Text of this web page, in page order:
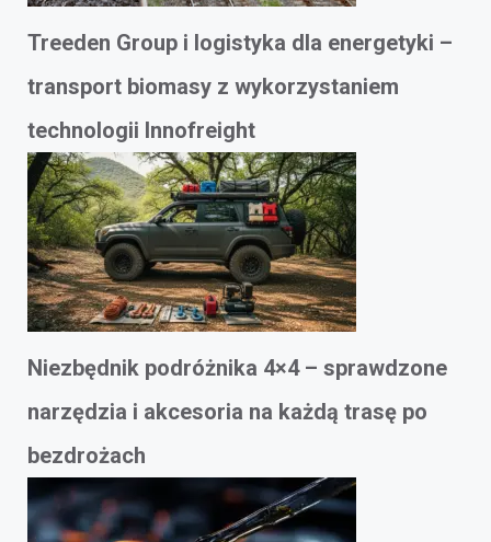
Treeden Group i logistyka dla energetyki –
transport biomasy z wykorzystaniem
technologii Innofreight
Niezbędnik podróżnika 4×4 – sprawdzone
narzędzia i akcesoria na każdą trasę po
bezdrożach